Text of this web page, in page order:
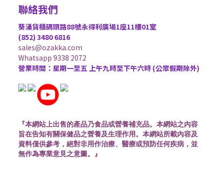
聯絡我們
葵涌貨櫃碼頭路88號永得利廣場1座11樓01室
(852) 3480 6816
sales@ozakka.com
Whatsapp 9338 2072
營業時間：星期一至五 上午九時至下午六時 (公眾假期除外)
『本網站上出售的產品乃食品或營養補充品。本網站之內容
旨在告知有關保健品之營養及生理作用。本網站所載內容及
資料僅供參考，絕對非用作治療、醫療或預防任何疾病，並
無作為專業意見之意圖。』